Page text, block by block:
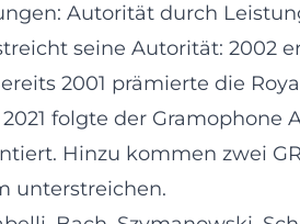
Autorität durch
seine Autorität:
2001 prämierte die
folgte der Gramophone
Hinzu kommen zwei
unterstreichen.